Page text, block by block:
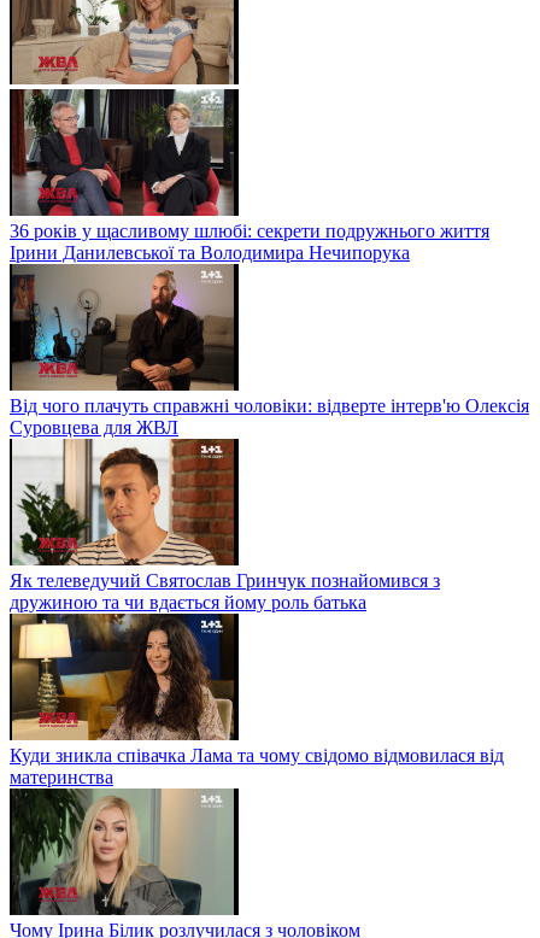
36 років у щасливому шлюбі: секрети подружнього життя
Ірини Данилевської та Володимира Нечипорука
Від чого плачуть справжні чоловіки: відверте інтерв'ю Олексія
Суровцева для ЖВЛ
Як телеведучий Святослав Гринчук познайомився з
дружиною та чи вдається йому роль батька
Куди зникла співачка Лама та чому свідомо відмовилася від
материнства
Чому Ірина Білик розлучилася з чоловіком